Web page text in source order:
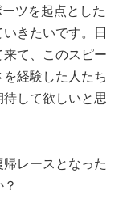
ツを起点とした
きたいです。日
て、このスピー
経験した人たち
して欲しいと思
レースとなった